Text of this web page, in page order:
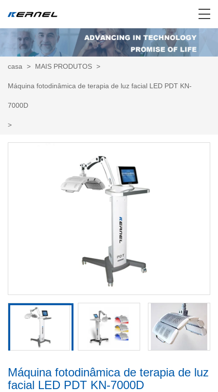
casa > MAIS PRODUTOS >
Máquina fotodinâmica de terapia de luz facial LED PDT KN-
7000D
>
Máquina fotodinâmica de terapia de luz
facial LED PDT KN-7000D